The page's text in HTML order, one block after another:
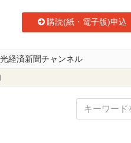
購読(紙・電子版)申込
経済新聞チャンネル